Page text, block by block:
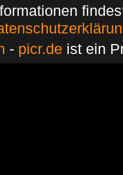
- picr.de ist ein